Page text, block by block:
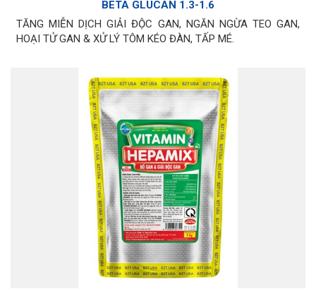
BETA GLUCAN 1.3-1.6
TĂNG MIỄN DỊCH GIẢI ĐỘC GAN, NGĂN NGỪA TEO GAN,
HOẠI TỬ GAN & XỬ LÝ TÔM KÉO ĐÀN, TẤP MÉ.